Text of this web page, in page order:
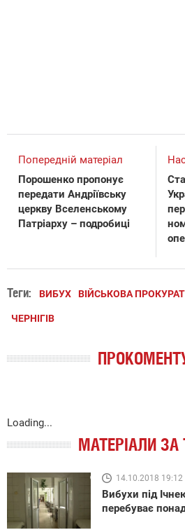
Попередній матеріал
Порошенко пропонує
передати Андріївську
церкву Вселенському
Патріарху – подробиці
Теги: ВИБУХ ВІЙСЬКОВА
ЧЕРНІГІВ
Loading...
МАТЕРІАЛИ
14.10.2018 19:12
Вибухи під
перебуває